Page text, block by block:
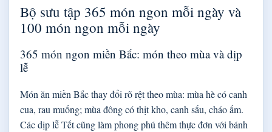
Bộ sưu tập 365 món ngon mỗi ngày và
100 món ngon mỗi ngày
365 món ngon miền Bắc: món theo mùa và dịp
lễ
Món ăn miền Bắc thay đổi rõ rệt theo mùa: mùa hè có canh
cua, rau muống; mùa đông có thịt kho, canh sấu, cháo ấm.
Các dịp lễ Tết cũng làm phong phú thêm thực đơn với bánh